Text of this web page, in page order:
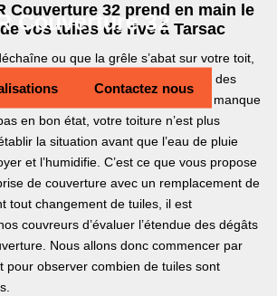
Couverture 32
Contactez nous
Couverture 32 prend en main le
vos tuiles de rive à Tarsac
ou que la grêle s’abat sur votre toit,
entraîner des désastres comme des
ou qui s’envolent. Quand il en manque
en bon état, votre toiture n’est plus
la situation avant que l’eau de pluie
et l’humidifie. C’est ce que vous propose
de couverture avec un remplacement de
tout changement de tuiles, il est
couvreurs d’évaluer l’étendue des dégâts
Nous allons donc commencer par
pour observer combien de tuiles sont